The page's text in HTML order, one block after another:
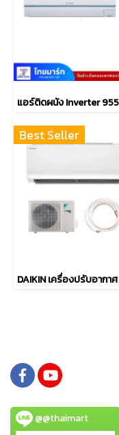
Best Seller
@@thaimart